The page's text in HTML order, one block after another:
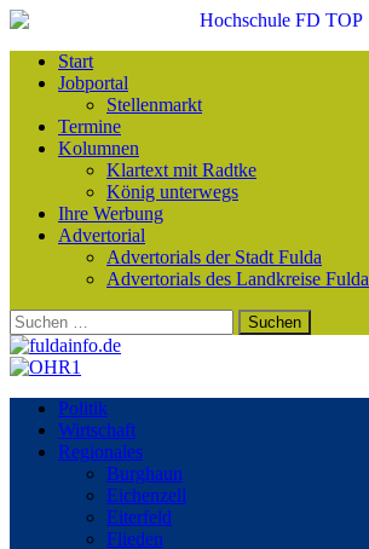
Start
Jobportal
Stellenmarkt
Termine
Kolumnen
Klartext mit Radtke
König unterwegs
Ihre Werbung
Advertorial
Advertorials der Stadt Fulda
Advertorials des Landkreise Fulda
Suchen
nach:
Politik
Wirtschaft
Regionales
Burghaun
Eichenzell
Eiterfeld
Flieden